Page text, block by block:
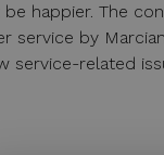
happier. The
service by
service-related